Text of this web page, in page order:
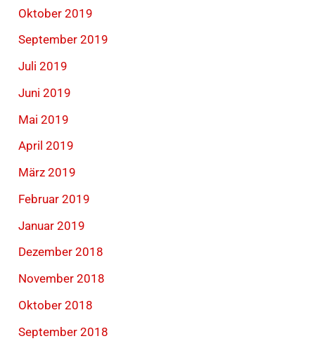
Oktober 2019
September 2019
Juli 2019
Juni 2019
Mai 2019
April 2019
März 2019
Februar 2019
Januar 2019
Dezember 2018
November 2018
Oktober 2018
September 2018